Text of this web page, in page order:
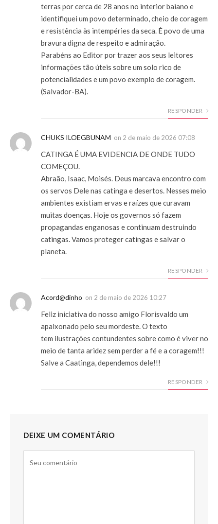
terras por cerca de 28 anos no interior baiano e
identifiquei um povo determinado, cheio de coragem
e resistência às intempéries da seca. É povo de uma
bravura digna de respeito e admiração.
Parabéns ao Editor por trazer aos seus leitores
informações tão úteis sobre um solo rico de
potencialidades e um povo exemplo de coragem.
(Salvador-BA).
RESPONDER
CHUKS ILOEGBUNAM on 2 de maio de 2026 07:08
CATINGA É UMA EVIDENCIA DE ONDE TUDO
COMEÇOU.
Abraão, Isaac, Moisés. Deus marcava encontro com
os servos Dele nas catinga e desertos. Nesses meio
ambientes existiam ervas e raízes que curavam
muitas doenças. Hoje os governos só fazem
propagandas enganosas e continuam destruindo
catingas. Vamos proteger catingas e salvar o
planeta.
RESPONDER
Acord@dinho on 2 de maio de 2026 10:27
Feliz iniciativa do nosso amigo Florisvaldo um
apaixonado pelo seu mordeste. O texto
tem ilustrações contundentes sobre como é viver no
meio de tanta aridez sem perder a fé e a coragem!!!
Salve a Caatinga, dependemos dele!!!
RESPONDER
DEIXE UM COMENTÁRIO